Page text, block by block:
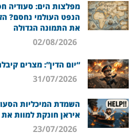
מפלצות הים: סעודיה
הנפט העולמי נחסם?
את התמונה הגדולה
“יום הדין”: מצרים
השמדת המיכליות
איראן חונקת למוות